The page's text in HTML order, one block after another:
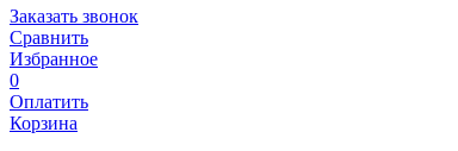
Заказать звонок
Сравнить
Избранное
0
Оплатить
Корзина